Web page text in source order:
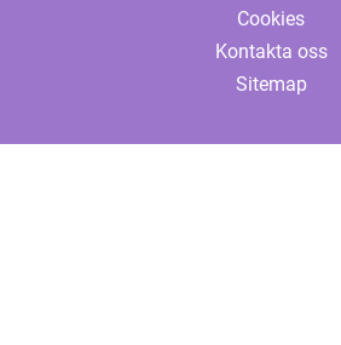
Cookies
Kontakta oss
Sitemap